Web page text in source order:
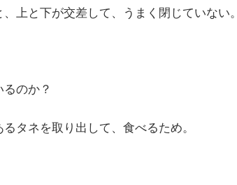
上と下が交差して、うまく閉じていない。
のか？
タネを取り出して、食べるため。